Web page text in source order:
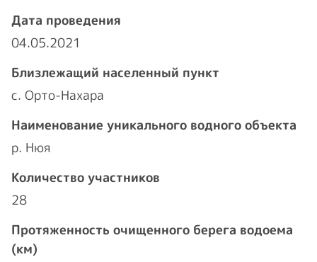
Дата проведения
04.05.2021
Близлежащий населенный пункт
с. Орто-Нахара
Наименование уникального водного объекта
р. Нюя
Количество участников
28
Протяженность очищенного берега водоема
(км)